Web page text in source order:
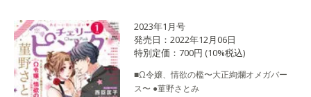
2023年1月号
発売日：2022年12月06日
特別定価：700円 (10%税込)
■Ω令嬢、情欲の檻〜大正絢爛オメガバー
ス〜 ●菫野さとみ